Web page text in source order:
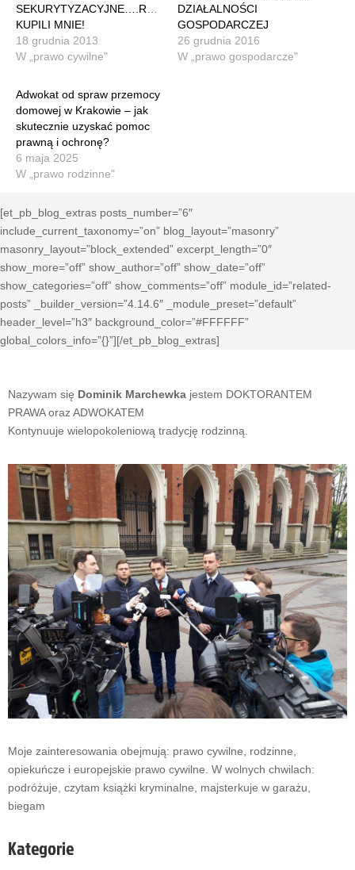
Nazywam się Dominik Marchewka jestem DOKTORANTEM
PRAWA oraz ADWOKATEM
Kontynuuje wielopokoleniową tradycję rodzinną.
Moje zainteresowania obejmują: prawo cywilne, rodzinne,
opiekuńcze i europejskie prawo cywilne. W wolnych chwilach:
podróżuje, czytam książki kryminalne, majsterkuje w garażu,
biegam
Kategorie
SEKURYTYZACYJNE….RATUNKU
KUPILI MNIE!
18 grudnia 2013
W „prawo cywilne"
DZIAŁALNOŚCI
GOSPODARCZEJ
26 grudnia 2016
W „prawo gospodarcze"
Adwokat od spraw przemocy
domowej w Krakowie – jak
skutecznie uzyskać pomoc
prawną i ochronę?
6 maja 2025
W „prawo rodzinne"
[et_pb_blog_extras posts_number=”6″
include_current_taxonomy=”on” blog_layout=”masonry”
masonry_layout=”block_extended” excerpt_length=”0″
show_more=”off” show_author=”off” show_date=”off”
show_categories=”off” show_comments=”off” module_id=”related-
posts” _builder_version=”4.14.6″ _module_preset=”default”
header_level=”h3″ background_color=”#FFFFFF”
global_colors_info=”{}”][/et_pb_blog_extras]
…
Shares